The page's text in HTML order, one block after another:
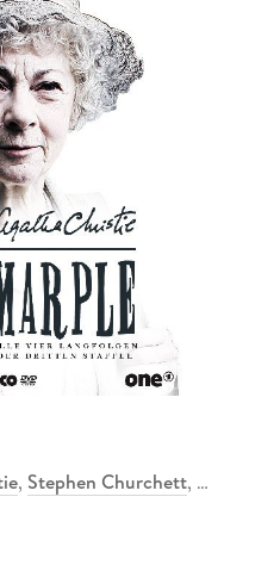
, Stephen Churchett,